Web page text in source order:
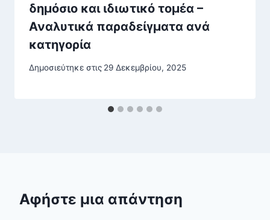
δημόσιο και ιδιωτικό τομέα –
Αναλυτικά παραδείγματα ανά
κατηγορία
Δημοσιεύτηκε στις 29 Δεκεμβρίου, 2025
Αφήστε μια απάντηση